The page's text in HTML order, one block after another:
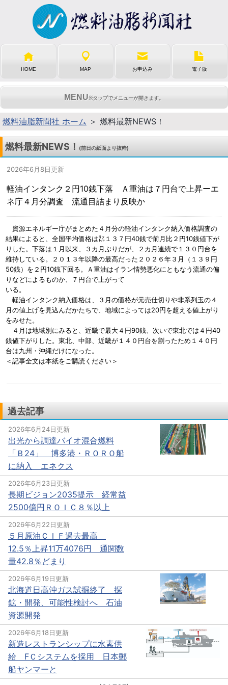
HOME MAP お申込み 電子版
MENU※タップでメニューが開きます。
燃料油脂新聞社 ホーム ＞ 燃料最新NEWS！
燃料最新NEWS！ (前日の紙面より抜粋)
2026年6月8日更新
軽油インタンク２円10銭下落 Ａ重油は７円台で上昇ーエ
ネ庁４月分調査 流通目詰まり反映か
資源エネルギー庁がまとめた４月分の軽油インタンク納入価格調査の
結果によると、全国平均価格は㍑１３７円40銭で前月比２円10銭値下が
りした。下落は１月以来、３カ月ぶりだが、２カ月連続で１３０円台を
維持している。２０１３年以降の最高だった２０２６年３月（１３９円
50銭）を２円10銭下回る。Ａ重油はイラン情勢悪化にともなう流通の偏
りなどによるものか、７円台で上がって
いる。
軽油インタンク納入価格は、３月の価格が元売仕切りや非系列玉の４
月の値上げを見込んだかたちで、地域によっては20円を超える値上がり
をみせた。
４月は地域別にみると、近畿で最大４円90銭、次いで東北では４円40
銭値下がりした。東北、中部、近畿が１４０円台を割ったため１４０円
台は九州・沖縄だけになった。
＜記事全文は本紙をご購読ください＞
過去記事
2026年6月24日更新
出光から調達バイオ混合燃料
「Ｂ24」 博多港・ＲＯＲＯ船
に納入 エネクス
2026年6月23日更新
長期ビジョン2035提示 経常益
2500億円ＲＯＩＣ８％以上
2026年6月22日更新
５月原油ＣＩＦ過去最高
12.5％上昇11万4076円 通関数
量42.8％どまり
2026年6月19日更新
北海道日高沖ガス試掘終了 探
鉱・開発、可能性検討へ 石油
資源開発
2026年6月18日更新
新造レストランシップに水素供
給 FＣシステムを採用 日本郵
船ヤンマーと